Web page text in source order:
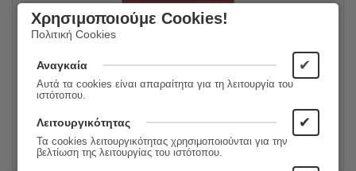
Προχωρημένη Μακροοικονομική: Ευστάθεια, Προσδοκίες και
Σύγχρονα Ζητήματα. Έκδοση 2022
Εκδόσεις:Πεδίο
24.90
19.92
Χρησιμοποιούμε Cookies!
Πολιτική Cookies
Αναγκαία ✔
Αυτά τα cookies είναι απαραίτητα για τη λειτουργία του
ιστότοπου.
Λειτουργικότητας ✔
Τα cookies λειτουργικότητας χρησιμοποιούνται για την
βελτίωση της λειτουργίας του ιστότοπου.